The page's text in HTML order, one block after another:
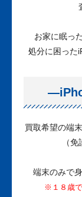
お家に眠っ
処分に困った
買取希望の端
（
端末のみで
※１８歳